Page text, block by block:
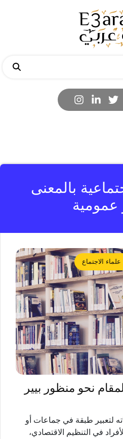
بالمعنى
عمومية
الاجتماع
نحو منظور بيير
لتعبير طبقة في جماعات أو
في التنظيم الاقتصادي،